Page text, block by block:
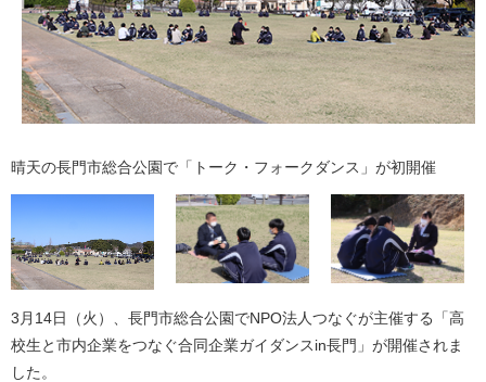
晴天の長門市総合公園で「トーク・フォークダンス」が初開催
​3月14日（火）、長門市総合公園でNPO法人つなぐが主催する「高
校生と市内企業をつなぐ合同企業ガイダンスin長門」が開催されま
した。